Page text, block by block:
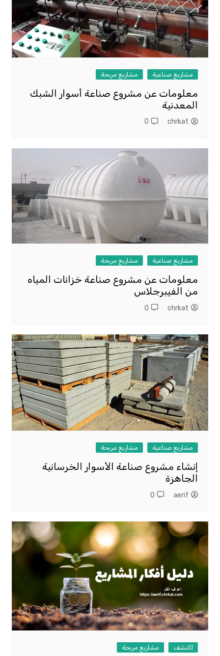
مشاريع صناعية مشاريع مربحة
معلومات عن مشروع صناعة أسوار الشبك
المعدنية
chrkat
0
مشاريع صناعية مشاريع مربحة
معلومات عن مشروع صناعة خزانات المياه
من الفيبرجلاس
chrkat
0
مشاريع صناعية مشاريع مربحة
إنشاء مشروع صناعة الأسوار الخرسانية
الجاهزة
aerif
0
اكتشف مشاريع مربحة